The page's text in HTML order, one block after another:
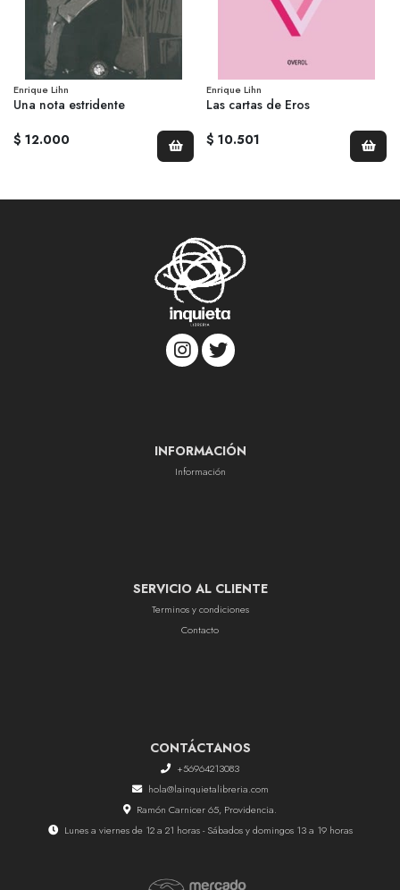
Enrique Lihn
Una nota estridente
$ 12.000
Enrique Lihn
Las cartas de Eros
$ 10.501
INFORMACIÓN
Información
SERVICIO AL CLIENTE
Terminos y condiciones
Contacto
CONTÁCTANOS
+56964213083
hola@lainquietalibreria.com
Ramón Carnicer 65, Providencia.
Lunes a viernes de 12 a 21 horas - Sábados y domingos 13 a 19 horas